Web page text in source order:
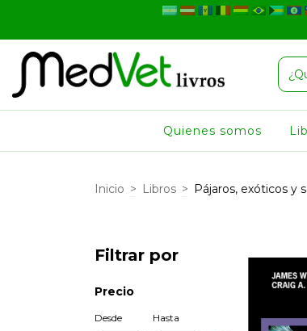
Quienes somos
Inicio > Libros > Pájaros, exóticos y
Filtrar por
Precio
Desde Hasta